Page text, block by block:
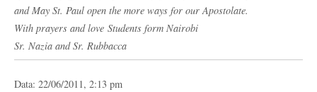
and May St. Paul open the more ways for our Apostolate.
With prayers and love Students form Nairobi
Sr. Nazia and Sr. Rubbacca
Data: 22/06/2011, 2:13 pm